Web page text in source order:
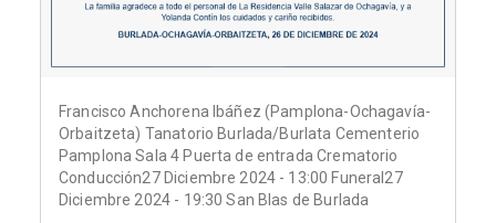
Francisco Anchorena Ibáñez (Pamplona-Ochagavía-
Orbaitzeta) Tanatorio Burlada/Burlata Cementerio
Pamplona Sala 4 Puerta de entrada Crematorio
Conducción27 Diciembre 2024 - 13:00 Funeral27
Diciembre 2024 - 19:30 San Blas de Burlada